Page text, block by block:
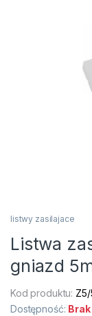
listwy zasilajace
Listwa
gniazd
Kod produktu:
Dostępność: